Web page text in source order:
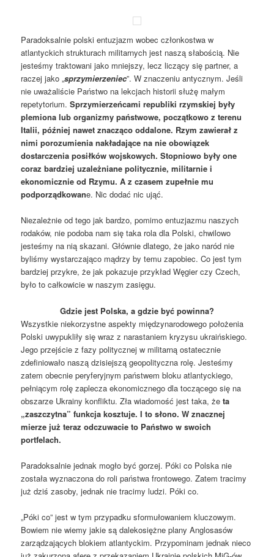
Paradoksalnie polski entuzjazm wobec członkostwa w
atlantyckich strukturach militarnych jest naszą słabością. Nie
jesteśmy traktowani jako mniejszy, lecz liczący się partner, a
raczej jako „sprzymierzeniec”. W znaczeniu antycznym. Jeśli
nie uważaliście Państwo na lekcjach historii służę małym
repetytorium.Sprzymierzeńcami republiki rzymskiej były
plemiona lub organizmy państwowe, początkowo z terenu
Italii, później nawet znacząco oddalone. Rzym zawierał z
nimi porozumienia nakładające na nie obowiązek
dostarczenia posiłków wojskowych. Stopniowo były one
coraz bardziej uzależniane politycznie, militarnie i
ekonomicznie od Rzymu. A z czasem zupełnie mu
podporządkowane. Nic dodać nic ująć.
Niezależnie od tego jak bardzo, pomimo entuzjazmu naszych
rodaków, nie podoba nam się taka rola dla Polski, chwilowo
jesteśmy na nią skazani. Głównie dlatego, że jako naród nie
byliśmy wystarczająco mądrzy by temu zapobiec. Co jest tym
bardziej przykre, że jak pokazuje przykład Węgier czy Czech,
było to całkowicie w naszym zasięgu.
Gdzie jest Polska, a gdzie być powinna?
Wszystkie niekorzystne aspekty międzynarodowego położenia
Polski uwypukliły się wraz z narastaniem kryzysu ukraińskiego.
Jego przejście z fazy politycznej w militarną ostatecznie
zdefiniowało naszą dzisiejszą geopolityczna rolę. Jesteśmy
zatem obecnie peryferyjnym państwem bloku atlantyckiego,
pełniącym rolę zaplecza ekonomicznego dla toczącego się na
obszarze Ukrainy konfliktu. Zła wiadomość jest taka, że ta
„zaszczytna” funkcja kosztuje. I to słono. W znacznej
mierze już teraz odczuwacie to Państwo w swoich
portfelach.
Paradoksalnie jednak mogło być gorzej. Póki co Polska nie
została wyznaczona do roli państwa frontowego. Zatem tracimy
już dziś zasoby, jednak nie tracimy ludzi. Póki co.
„Póki co” jest w tym przypadku sformułowaniem kluczowym.
Bowiem nie wiemy jakie są dalekosiężne plany Anglosasów
zarządzających blokiem atlantyckim. Przypominam jednak nieco